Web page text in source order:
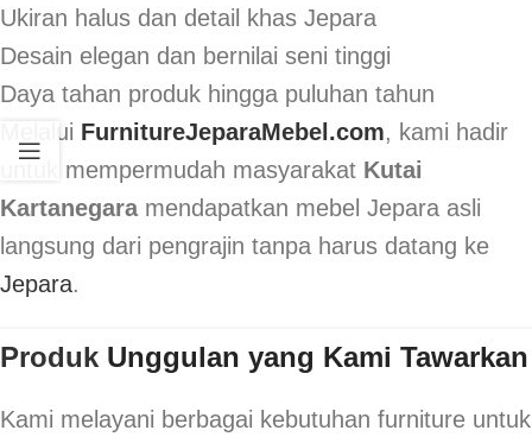
Ukiran halus dan detail khas Jepara
Desain elegan dan bernilai seni tinggi
Daya tahan produk hingga puluhan tahun
Melalui FurnitureJeparaMebel.com, kami hadir
untuk mempermudah masyarakat Kutai
Kartanegaramendapatkan mebel Jepara asli
langsung dari pengrajin tanpa harus datang ke
Jepara.
Produk Unggulan yang Kami Tawarkan
Kami melayani berbagai kebutuhan furniture untuk